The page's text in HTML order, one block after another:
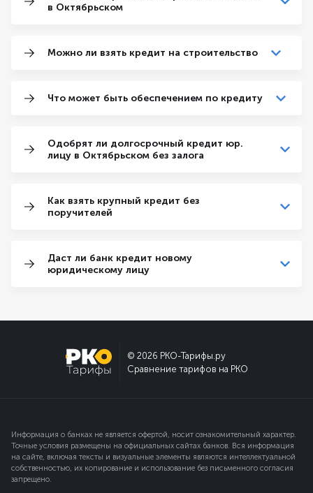
в Октябрьском
Можно ли взять кредит на строительство
Что может быть обеспечением по кредиту
Одобрят ли долгосрочный кредит юр.
лицу в Октябрьском без залога
Как взять крупный кредит без
поручителей
Даст ли банк кредит новому
юридическому лицу
© 2026 РКО-Тарифы.ру
Сравнение тарифов на РКО
Информация о банках не является офертой, носит ознакомительный характер.
Точные условия размещены на официальных сайтах банков. Вся информация
на сайте, включая тексты и визуальные элементы являются интеллектуальной
собственностью, их копирование и использование без письменного согласия
запрещено.